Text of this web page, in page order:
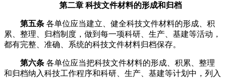
第二章 科技文件材料的形成和归档
第五条 各单位应当建立、健全科技文件材料的形成、积
累、整理、归档制度，做到每一项科研、生产、基建等活动，
都有完整、准确、系统的科技文件材料归档保存。
第六条 各单位应当把科技文件材料的形成、积累、整理
和归档纳入科技工作程序和科研、生产、基建等计划中，列入